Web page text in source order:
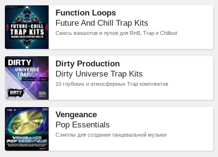
Function Loops
Future And Chill Trap Kits
Смесь ваншотов и лупов для RnB, Trap и Chillout
Dirty Production
Dirty Universe Trap Kits
10 глубоких и атмосферных Trap комплектов
Vengeance
Pop Essentials
Сэмплы для создания танцевальной музыки